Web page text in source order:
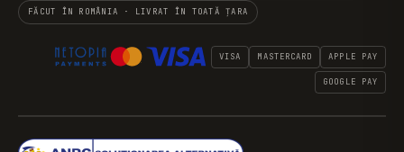
FĂCUT ÎN ROMÂNIA · LIVRAT ÎN TOATĂ ȚARA
VISA MASTERCARD APPLE PAY
GOOGLE PAY